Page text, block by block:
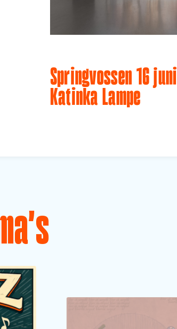
Springvossen 16 juni |
Katinka Lampe